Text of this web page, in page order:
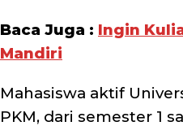
Baca Juga : Ingin
Mandiri
Mahasiswa aktif
PKM, dari semester 1